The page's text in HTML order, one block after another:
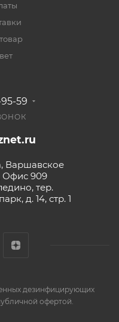
59
Варшавское
Офис 909
тер.
д. 14, стр. 1
дезинфицирующих
офертой.